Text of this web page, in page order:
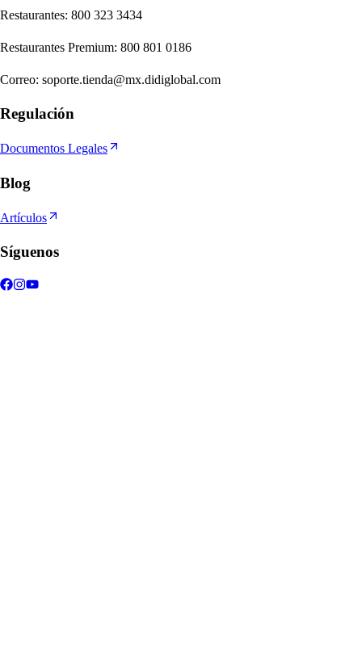
Restaurantes: 800 323 3434
Restaurantes Premium: 800 801 0186
Correo: soporte.tienda@mx.didiglobal.com
Regulación
Documentos Legales
Blog
Artículos
Síguenos